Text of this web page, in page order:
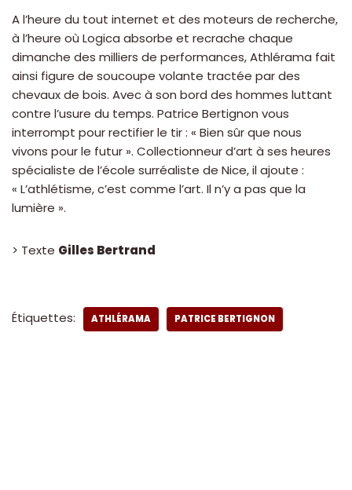
A l’heure du tout internet et des moteurs de recherche,
à l’heure où Logica absorbe et recrache chaque
dimanche des milliers de performances, Athlérama fait
ainsi figure de soucoupe volante tractée par des
chevaux de bois. Avec à son bord des hommes luttant
contre l’usure du temps. Patrice Bertignon vous
interrompt pour rectifier le tir : « Bien sûr que nous
vivons pour le futur ». Collectionneur d’art à ses heures
spécialiste de l’école surréaliste de Nice, il ajoute :
« L’athlétisme, c’est comme l’art. Il n’y a pas que la
lumière ».
> Texte Gilles Bertrand
Étiquettes: ATHLÉRAMA PATRICE BERTIGNON